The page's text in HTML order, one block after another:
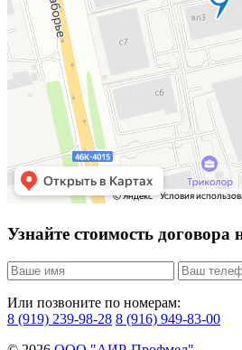
Узнайте стоимость
Или позвоните по номерам:
8 (919) 239-98-28 8 (916) 949-83-00